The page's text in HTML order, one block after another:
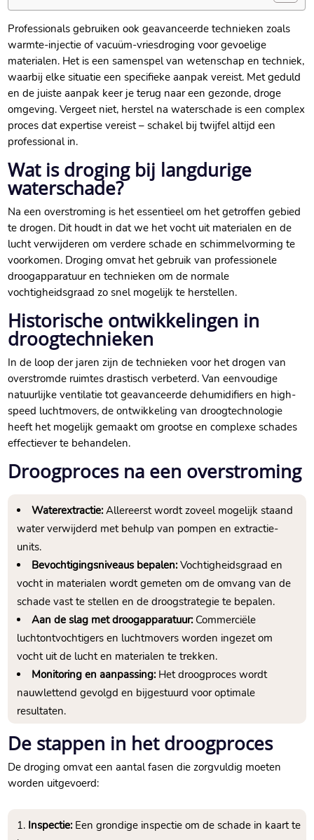
Professionals gebruiken ook geavanceerde technieken zoals
warmte-injectie of vacuüm-vriesdroging voor gevoelige
materialen.​ Het is een samenspel van wetenschap en techniek,
waarbij elke situatie een specifieke aanpak vereist.​ Met geduld
en de juiste aanpak keer je terug naar een gezonde, droge
omgeving.​ Vergeet niet, herstel na waterschade is een complex
proces dat expertise vereist – schakel bij twijfel altijd een
professional in.​
Wat is droging bij langdurige
waterschade?
Na een overstroming is het essentieel om het getroffen gebied
te drogen.​ Dit houdt in dat we het vocht uit materialen en de
lucht verwijderen om verdere schade en schimmelvorming te
voorkomen.​ Droging omvat het gebruik van professionele
droogapparatuur en technieken om de normale
vochtigheidsgraad zo snel mogelijk te herstellen.​
Historische ontwikkelingen in
droogtechnieken
In de loop der jaren zijn de technieken voor het drogen van
overstromde ruimtes drastisch verbeterd.​ Van eenvoudige
natuurlijke ventilatie tot geavanceerde dehumidifiers en high-
speed luchtmovers, de ontwikkeling van droogtechnologie
heeft het mogelijk gemaakt om grootse en complexe schades
effectiever te behandelen.​
Droogproces na een overstroming
Waterextractie:Allereerst wordt zoveel mogelijk staand
water verwijderd met behulp van pompen en extractie-
units.​
Bevochtigingsniveaus bepalen:Vochtigheidsgraad en
vocht in materialen wordt gemeten om de omvang van de
schade vast te stellen en de droogstrategie te bepalen.​
Aan de slag met droogapparatuur:Commerciële
luchtontvochtigers en luchtmovers worden ingezet om
vocht uit de lucht en materialen te trekken.​
Monitoring en aanpassing:Het droogproces wordt
nauwlettend gevolgd en bijgestuurd voor optimale
resultaten.​
De stappen in het droogproces
De droging omvat een aantal fasen die zorgvuldig moeten
worden uitgevoerd:
Inspectie:Een grondige inspectie om de schade in kaart te